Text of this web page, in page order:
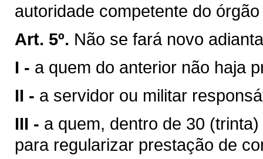
autoridade competente do
Art. 5º. Não se fará novo
I - a quem do anterior não haja
II - a servidor ou militar
III - a quem, dentro de 30
para regularizar prestação de